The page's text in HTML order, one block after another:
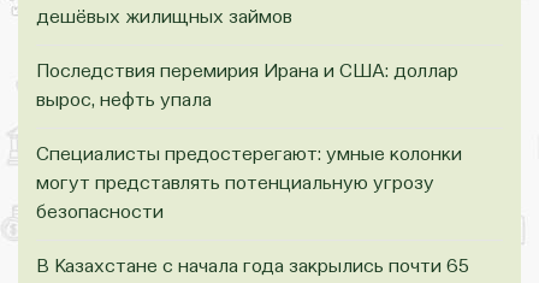
дешёвых жилищных займов
Последствия перемирия Ирана и США: доллар
вырос, нефть упала
Специалисты предостерегают: умные колонки
могут представлять потенциальную угрозу
безопасности
В Казахстане с начала года закрылись почти 65